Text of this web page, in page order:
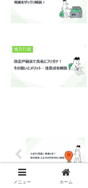
地方行政
メニュー ホーム